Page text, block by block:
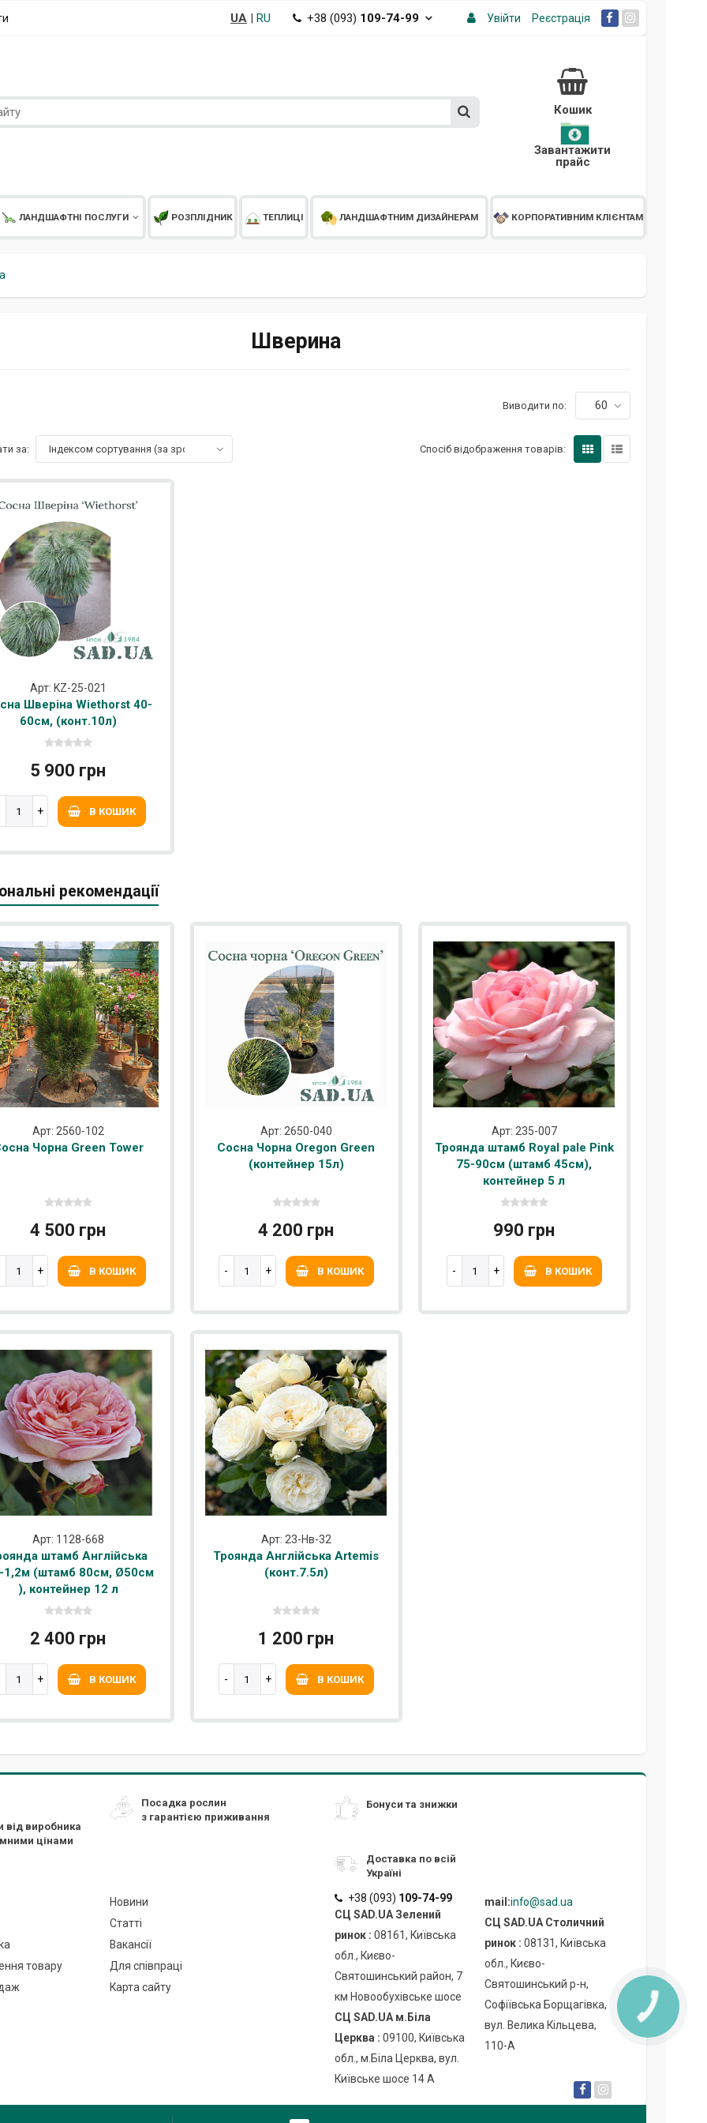
UA| RU +38 (093) 109-74-99 Увійти Реєстрація
Кошик
Завантажити
прайс
ЛАНДШАФТНІ ПОСЛУГИ РОЗПЛІДНИК ТЕПЛИЦІ ЛАНДШАФТНИМ ДИЗАЙНЕРАМ КОРПОРАТИВНИМ КЛІЄНТАМ
Шверина
Виводити по: 60
за: Індексом сортування (за зростанням) Спосіб відображення товарів:
Арт: KZ-25-021
Шверіна Wiethorst 40-
60см, (конт.10л)
5 900 грн
В КОШИК
рекомендації
Арт: 2560-102
Чорна Green Tower
4 500 грн
В КОШИК
Арт: 2650-040
Сосна Чорна Oregon Green
(контейнер 15л)
4 200 грн
В КОШИК
Арт: 235-007
Троянда штамб Royal pale Pink
75-90см (штамб 45см),
контейнер 5 л
990 грн
В КОШИК
Арт: 1128-668
штамб Англійська
1,2м (штамб 80см, Ø50см
), контейнер 12 л
2 400 грн
В КОШИК
Арт: 23-Нв-32
Троянда Англійська Artemis
(конт.7.5л)
1 200 грн
В КОШИК
від виробника
цінами
Посадка рослин
з гарантією приживання
Бонуси та знижки
Доставка по всій
Україні
товару
Новини
Статті
Вакансії
Для співпраці
Карта сайту
+38 (093) 109-74-99
СЦ SAD.UA Зелений
ринок : 08161, Київська
обл., Києво-
Святошинський район, 7
км Новообухівське шосе
СЦ SAD.UA м.Біла
Церква : 09100, Київська
обл., м.Біла Церква, вул.
Київське шосе 14 А
mail:info@sad.ua
СЦ SAD.UA Cтоличний
ринок : 08131, Київська
обл., Києво-
Святошинський р-н,
Софіївська Борщагівка,
вул. Велика Кільцева,
110-А